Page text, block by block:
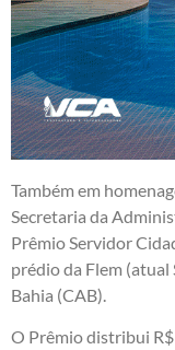
Também em
Secretaria da
Prêmio Servidor
prédio da Flem
Bahia (CAB).
O Prêmio distribui